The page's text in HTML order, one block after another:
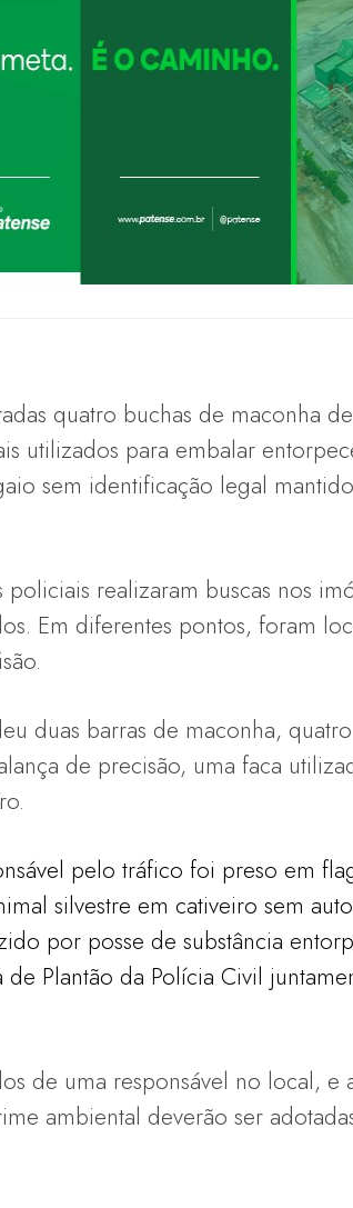
quatro buchas de maconha
utilizados para embalar
sem identificação legal
realizaram buscas nos
Em diferentes pontos, foram
duas barras de maconha,
de precisão, uma faca
pelo tráfico foi preso em
silvestre em cativeiro sem
por posse de substância
Plantão da Polícia Civil
de uma responsável no local, e
ambiental deverão ser